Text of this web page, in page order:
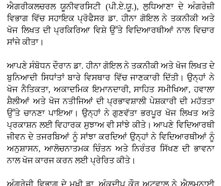
ਐਗਰੀਕਲਚਰਲ ਯੂਨੀਵਰਸਿਟੀ (ਪੀ.ਏ.ਯੂ.), ਲੁਧਿਆਣਾ ਦੇ ਅੰਗਰੇਜ਼ੀ
ਵਿਭਾਗ ਵਿੱਚ ਸਹਾਇਕ ਪ੍ਰੋਫੈਸਰ ਡਾ. ਹੀਨਾ ਗੋਇਲ ਨੇ ਤਕਨੀਕੀ ਅਤੇ
ਖੋਜ ਲਿਖਤ ਦੀ ਪ੍ਰਕਿਰਿਆ ਵਿਸ਼ੇ ਉੱਤੇ ਵਿਦਿਆਰਥੀਆਂ ਨਾਲ ਵਿਚਾਰ
ਸਾਂਜੇ ਕੀਤਾ।
ਆਪਣੇ ਸੰਬੋਧਨ ਦੌਰਾਨ ਡਾ. ਹੀਨਾ ਗੋਇਲ ਨੇ ਤਕਨੀਕੀ ਅਤੇ ਖੋਜ ਲਿਖਤ ਦੇ
ਬੁਨਿਆਦੀ ਸਿਧਾਂਤਾਂ ਬਾਰੇ ਵਿਸਥਾਰ ਵਿੱਚ ਜਾਣਕਾਰੀ ਦਿੱਤੀ। ਉਨ੍ਹਾਂ ਨੇ
ਖੋਜ ਨੈਤਿਕਤਾ, ਅਕਾਦਮਿਕ ਇਮਾਨਦਾਰੀ, ਸਾਹਿਤ ਸਮੀਖਿਆ, ਹਵਾਲਾ
ਸ਼ੈਲੀਆਂ ਅਤੇ ਖੋਜ ਨਤੀਜਿਆਂ ਦੀ ਪ੍ਰਭਾਵਸ਼ਾਲੀ ਪੇਸ਼ਕਾਰੀ ਦੀ ਮਹੱਤਤਾ
ਉੱਤੇ ਚਾਨਣਾ ਪਾਇਆ। ਉਨ੍ਹਾਂ ਨੇ ਗੁਣਵੱਤਾ ਭਰਪੂਰ ਖੋਜ ਲਿਖਤ ਅਤੇ
ਪ੍ਰਕਾਸ਼ਨ ਲਈ ਵਿਹਾਰਕ ਸੁਝਾਅ ਵੀ ਸਾਂਝੇ ਕੀਤੇ। ਆਪਣੇ ਵਿਦਿਆਰਥੀ
ਜੀਵਨ ਦੇ ਤਜਰਬਿਆਂ ਨੂੰ ਸਾਂਝਾ ਕਰਦਿਆਂ ਉਨ੍ਹਾਂ ਨੇ ਵਿਦਿਆਰਥੀਆਂ ਨੂੰ
ਅਨੁਸ਼ਾਸਨ, ਆਲੋਚਨਾਤਮਕ ਚਿੰਤਨ ਅਤੇ ਨਿਰੰਤਰ ਸਿੱਖਣ ਦੀ ਭਾਵਨਾ
ਨਾਲ ਖੋਜ ਕਾਰਜ ਕਰਨ ਲਈ ਪ੍ਰੇਰਿਤ ਕੀਤੇ।